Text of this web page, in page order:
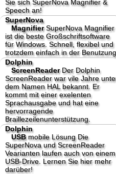
Sie sich SuperNova Magnifier &
Speech an!
SuperNova
MagnifierSuperNova Magnifier
ist die beste Großschriftsoftware
für Windows. Schnell, flexibel und
trotzdem einfach in der
Dolphin
ScreenReaderDer Dolphin
ScreenReader war vile Jahre
dem Namen HAL bekannt. Er
kommt mit einer exelenten
Sprachausgabe und hat eine
hervorragende
Braillezeilenunterstützung.
Dolphin
USBmobile LösungDie
SuperNova und ScreenReader
Vearianten laufen auch von einem
USB-Drive. Lernen Sie hier mehr
darüber!
unserer Homepage
Die Europäische Kommission
Plattform zur Online-
Die Plattform finden Sie unter
http://ec.europa.eu/consumers/
Mailadresse lautet:
Seitenanfang
Datenschutz Urheberrechte
Katalog (PDF) Sitemap
große Anzeige Schließen
Diese Website nutzt Cookies,
bieten zu können.
This website uses cookies to
functionality.
Ok, verstanden Mehr Infos